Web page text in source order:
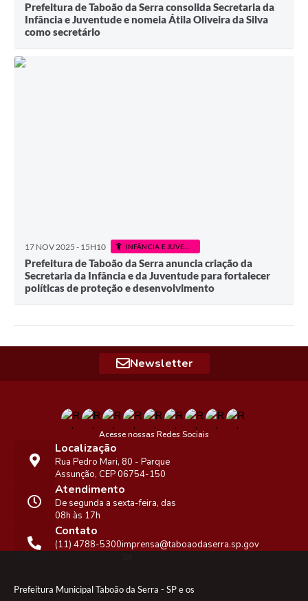
Prefeitura Municipal Taboão da Serra - SP e os
Prefeitura de Taboão da Serra consolida Secretaria da
Infância e Juventude e nomeia Átila Oliveira da Silva
como secretário
17 NOV 2025 - 15H10 INFÂNCIA E JUVENTUDE
Prefeitura de Taboão da Serra anuncia criação da
Secretaria da Infância e da Juventude para fortalecer
políticas de proteção e desenvolvimento
Newsletter
Acesse nossas Redes Sociais
Localização
Rua Pedro Mari, 80 - Parque
Assunção, CEP 06754-150
Contato
(11) 4788-5300imprensa@taboaodaserra.sp.gov
Atendimento
De segunda a sexta-feira, das
08h às 17h